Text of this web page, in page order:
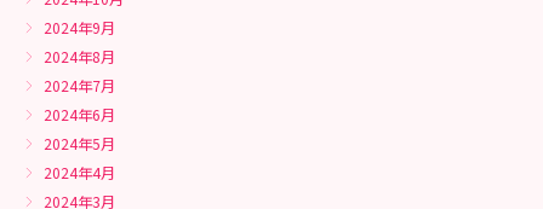
2024年9月
2024年8月
2024年7月
2024年6月
2024年5月
2024年4月
2024年3月